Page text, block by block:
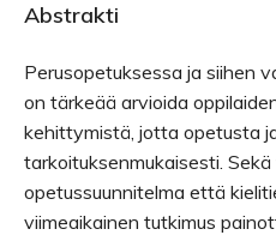
Abstrakti
Perusopetuksessa ja siihen
on tärkeää arvioida
kehittymistä, jotta opetusta
tarkoituksenmukaisesti.
opetussuunnitelma että
viimeaikainen tutkimus